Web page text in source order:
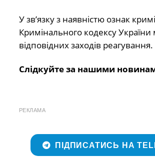
У зв’язку з наявністю ознак
Кримінального кодексу
відповідних заходів реагування.
Слідкуйте за нашими
РЕКЛАМА
ПІДПИСАТИСЬ НА